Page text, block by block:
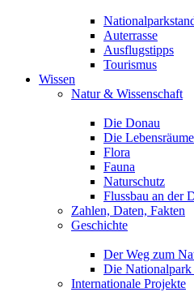
Auterrasse
Ausflugstipps
Tourismus
Wissen
Natur & Wissenschaft
Die Donau
Die Lebensräume
Flora
Fauna
Naturschutz
Flussbau an der
Zahlen, Daten, Fakten
Geschichte
Der Weg zum
Die
Internationale Projekte